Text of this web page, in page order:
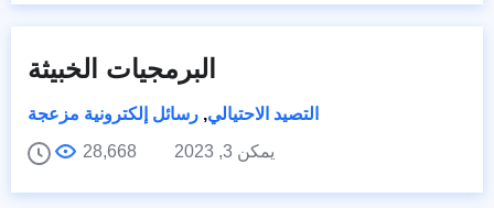
البرمجيات الخبيثة
التصيد الاحتيالي, رسائل إلكترونية مزعجة
يمكن 3, 2023
28,668